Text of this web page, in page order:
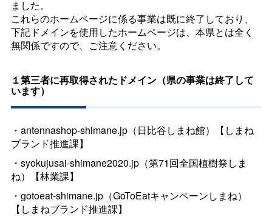
ました。
これらのホームページに係る事業は既に終了しており、
下記ドメインを使用したホームページは、本県とは全く
無関係ですので、ご注意ください。
１第三者に再取得されたドメイン（県の事業は終了して
います）
・antennashop-shimane.jp（日比谷しまね館）【しまね
ブランド推進課】
・syokujusai-shimane2020.jp（第71回全国植樹祭しま
ね）【林業課】
・gotoeat-shimane.jp（GoToEatキャンペーンしまね）
【しまねブランド推進課】